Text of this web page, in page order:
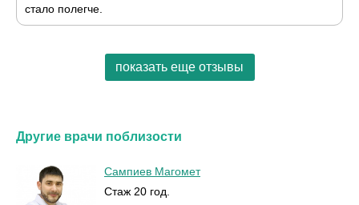
стало полегче.
показать еще отзывы
Другие врачи поблизости
Сампиев Магомет
Стаж 20 год.